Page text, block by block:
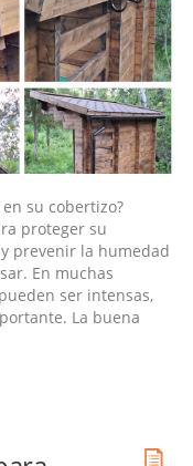
su cobertizo?
proteger su
prevenir la humedad
En muchas
ser intensas,
La buena